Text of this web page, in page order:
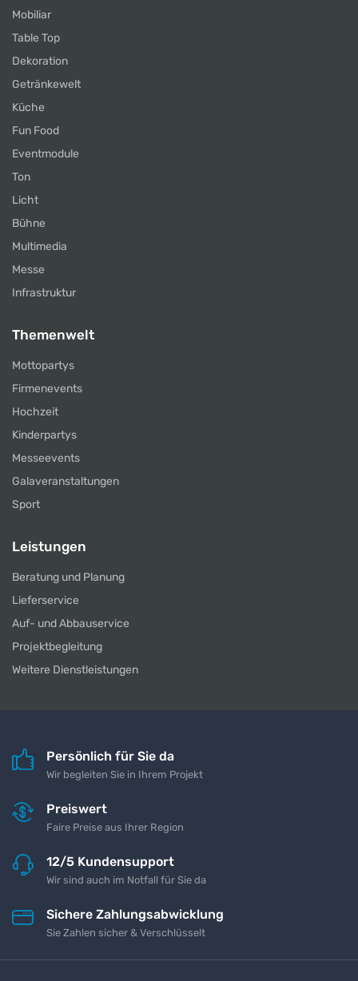
Mobiliar
Table Top
Dekoration
Getränkewelt
Küche
Fun Food
Eventmodule
Ton
Licht
Bühne
Multimedia
Messe
Infrastruktur
Themenwelt
Mottopartys
Firmenevents
Hochzeit
Kinderpartys
Messeevents
Galaveranstaltungen
Sport
Leistungen
Beratung und Planung
Lieferservice
Auf- und Abbauservice
Projektbegleitung
Weitere Dienstleistungen
Persönlich für Sie da
Wir begleiten Sie in Ihrem Projekt
Preiswert
Faire Preise aus Ihrer Region
12/5 Kundensupport
Wir sind auch im Notfall für Sie da
Sichere Zahlungsabwicklung
Sie Zahlen sicher & Verschlüsselt